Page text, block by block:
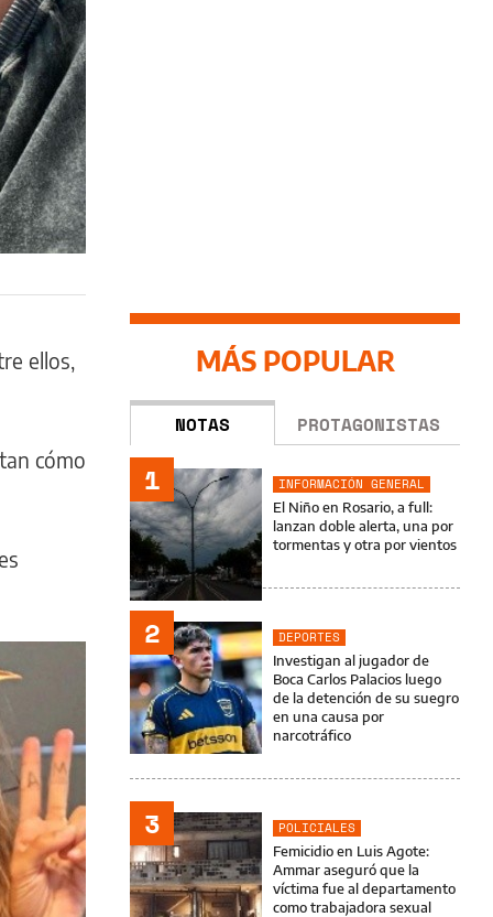
ellos,
cómo
MÁS POPULAR
NOTAS PROTAGONISTAS
1
INFORMACIÓN GENERAL
El Niño en Rosario, a full:
lanzan doble alerta, una por
tormentas y otra por vientos
2
DEPORTES
Investigan al jugador de
Boca Carlos Palacios luego
de la detención de su suegro
en una causa por
narcotráfico
3
POLICIALES
Femicidio en Luis Agote:
Ammar aseguró que la
víctima fue al departamento
como trabajadora sexual